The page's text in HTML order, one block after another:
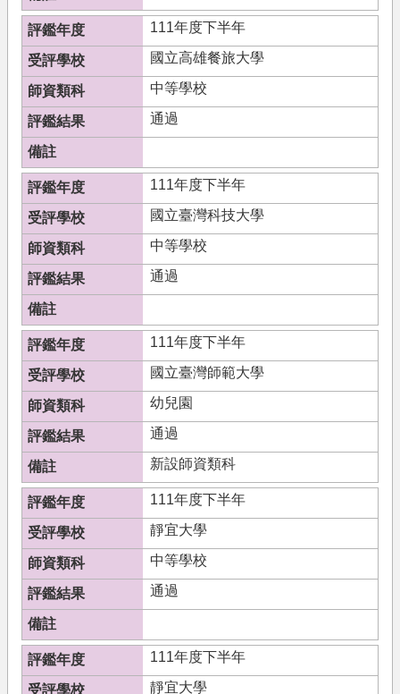
111年度下半年
國立高雄餐旅大學
中等學校
通過
111年度下半年
國立臺灣科技大學
中等學校
通過
111年度下半年
國立臺灣師範大學
幼兒園
通過
新設師資類科
111年度下半年
靜宜大學
中等學校
通過
111年度下半年
靜宜大學